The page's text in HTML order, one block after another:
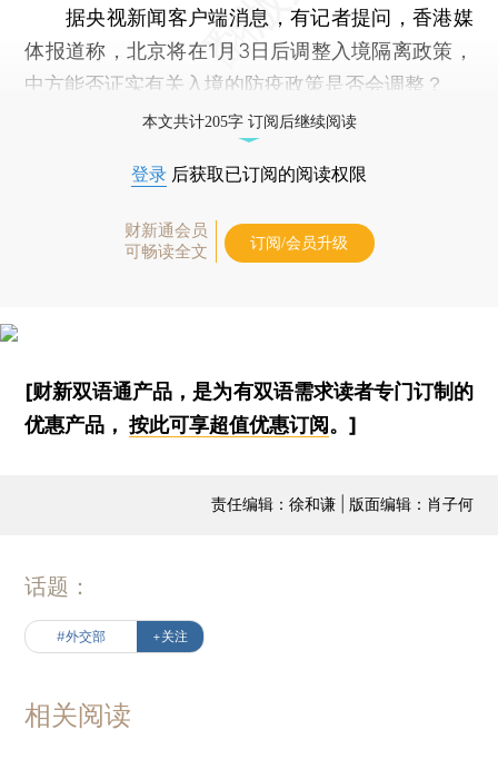
据央视新闻客户端消息，有记者提问，香港媒
体报道称，北京将在1月3日后调整入境隔离政策，
中方能否证实有关入境的防疫政策是否会调整？
本文共计205字 订阅后继续阅读
登录 后获取已订阅的阅读权限
财新通会员
可畅读全文
订阅/会员升级
[财新双语通产品，是为有双语需求读者专门订制的
优惠产品，按此可享超值优惠订阅 。]
责任编辑：徐和谦 | 版面编辑：肖子何
话题：
#外交部 +关注
相关阅读